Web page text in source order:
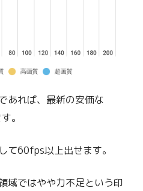
あれば、最新の安価な
。
て60fps以上出せます。
域ではやや力不足という印